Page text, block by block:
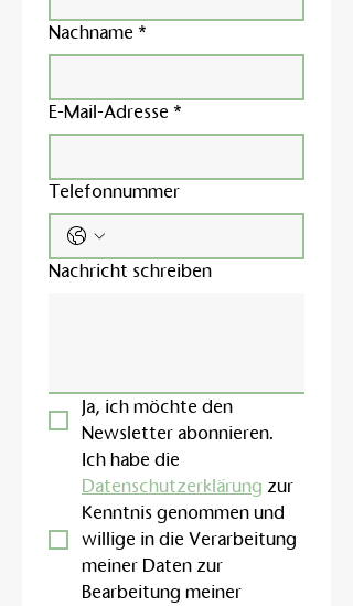
Nachname *
E-Mail-Adresse *
Telefonnummer
Nachricht schreiben
Ja, ich möchte den
Newsletter abonnieren.
Datenschutzerklärung zur
Kenntnis genommen und
willige in die Verarbeitung
meiner Daten zur
Bearbeitung meiner